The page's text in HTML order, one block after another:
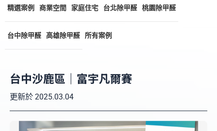
精選案例 商業空間 家庭住宅 台北除甲醛 桃園除甲醛
台中除甲醛 高雄除甲醛 所有案例
台中沙鹿區｜富宇凡爾賽
更新於 2025.03.04